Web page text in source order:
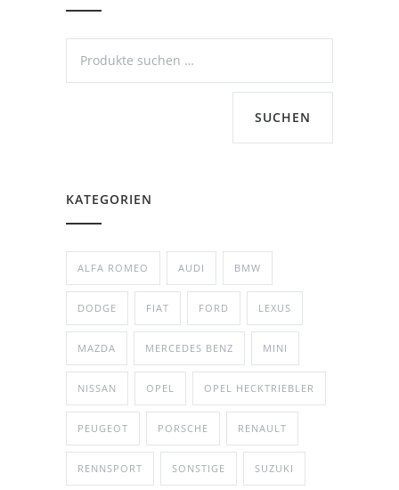
SUCHEN
KATEGORIEN
ALFA ROMEO AUDI BMW
DODGE FIAT FORD LEXUS
MAZDA MERCEDES BENZ MINI
NISSAN OPEL OPEL HECKTRIEBLER
PEUGEOT PORSCHE RENAULT
RENNSPORT SONSTIGE SUZUKI